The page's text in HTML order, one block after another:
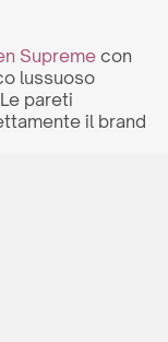
Supremecon
lussuoso
pareti
il brand